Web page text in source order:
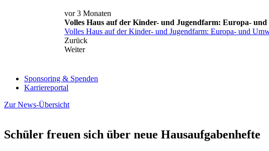
vor 3 Monaten
Volles Haus auf der Kinder- und Jugendfarm: Europa-
Volles Haus auf der Kinder- und Jugendfarm: Europa- und
Zurück
Weiter
Sponsoring & Spenden
Karriereportal
Zur News-Übersicht
Schüler freuen sich über neue Hausaufgabenhefte